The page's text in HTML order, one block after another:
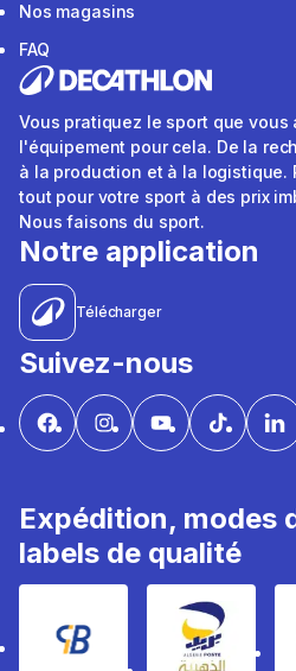
Nos magasins
FAQ
Vous pratiquez le sport que vous
l'équipement pour cela. De la
à la production et à la logistique.
tout pour votre sport à des prix
Nous faisons du sport.
Notre application
Télécharger
Suivez-nous
Expédition, modes
labels de qualité